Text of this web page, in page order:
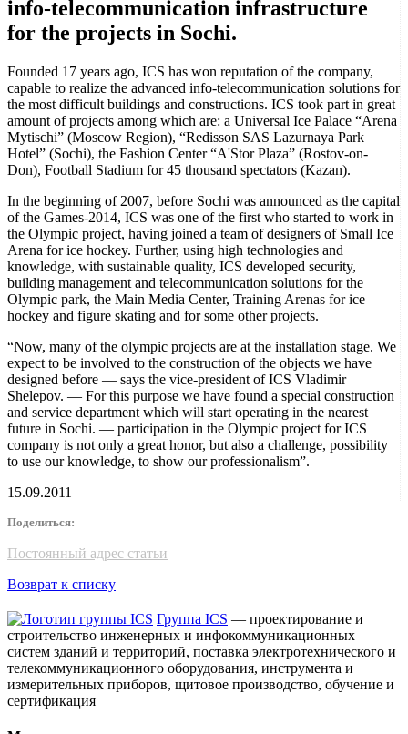
info-telecommunication infrastructure
for the projects in Sochi.
Founded 17 years ago, ICS has won reputation of the company,
capable to realize the advanced info-telecommunication solutions for
the most difficult buildings and constructions. ICS took part in great
amount of projects among which are: a Universal Ice Palace “Arena
Mytischi” (Moscow Region), “Redisson SAS Lazurnaya Park
Hotel” (Sochi), the Fashion Center “А'Stor Plaza” (Rostov-on-
Don), Football Stadium for 45 thousand spectators (Kazan).
In the beginning of 2007, before Sochi was announced as the capital
of the Games-2014, ICS was one of the first who started to work in
the Olympic project, having joined a team of designers of Small Ice
Arena for ice hockey. Further, using high technologies and
knowledge, with sustainable quality, ICS developed security,
building management and telecommunication solutions for the
Olympic park, the Main Media Center, Training Arenas for ice
hockey and figure skating and for some other projects.
“Now, many of the olympic projects are at the installation stage. We
expect to be involved to the construction of the objects we have
designed before — says the vice-president of ICS Vladimir
Shelepov. — For this purpose we have found a special construction
and service department which will start operating in the nearest
future in Sochi. — participation in the Olympic project for ICS
company is not only a great honor, but also a challenge, possibility
to use our knowledge, to show our professionalism”.
15.09.2011
Поделиться:
Постоянный адрес статьи
Возврат к списку
Группа ICS — проектирование и
строительство инженерных и инфокоммуникационных
систем зданий и территорий, поставка электротехнического и
телекоммуникационного оборудования, инструмента и
измерительных приборов, щитовое производство, обучение и
сертификация